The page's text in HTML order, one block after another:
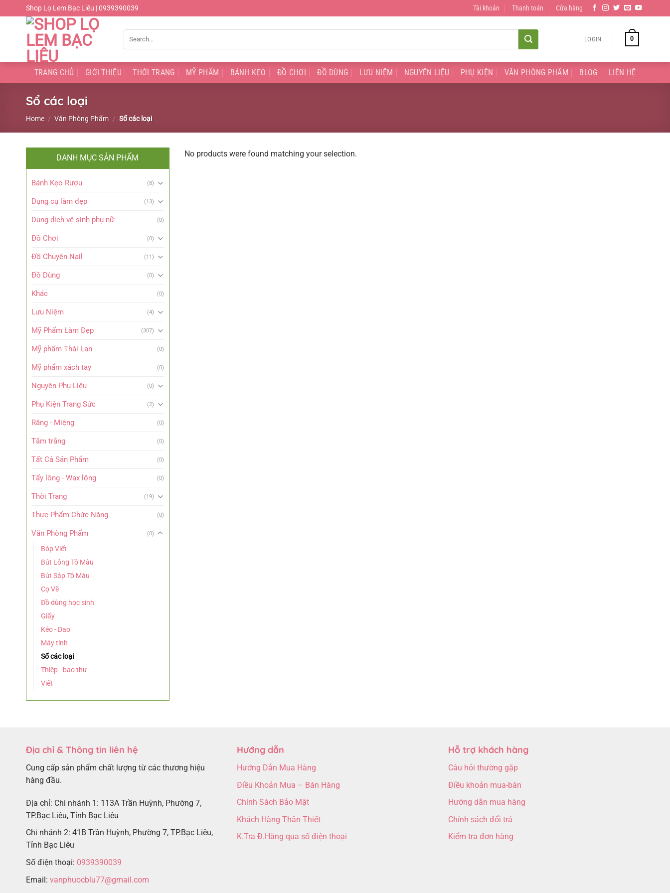
đến
Shop Lọ Lem Bạc Liêu | 0939390039 Tài khoản Thanh toán Cửa hàng
for:
LOGIN 0
TRANG CHỦ GIỚI THIỆU THỜI TRANG MỸ PHẨM BÁNH KẸO ĐỒ CHƠI ĐỒ DÙNG LƯU NIỆM NGUYÊN LIỆU PHỤ KIỆN VĂN PHÒNG PHẨM BLOG LIÊN HỆ
Sổ các loại
Home / Văn Phòng Phẩm / Sổ các loại
DANH MỤC SẢN PHẨM
Bánh Kẹo Rượu (8)
Dụng cụ làm đẹp (13)
Dung dịch vệ sinh phụ nữ (0)
Đồ Chơi (0)
Đồ Chuyên Nail (11)
Đồ Dùng (0)
Khác (0)
Lưu Niệm (4)
Mỹ Phẩm Làm Đẹp (307)
Mỹ phẩm Thái Lan (0)
Mỹ phẩm xách tay (0)
Nguyên Phụ Liệu (0)
Phụ Kiện Trang Sức (2)
Răng - Miệng (0)
Tắm trắng (0)
Tất Cả Sản Phẩm (0)
Tẩy lông - Wax lông (0)
Thời Trang (19)
Thực Phẩm Chức Năng (0)
Văn Phòng Phẩm (0)
Bóp Viết
Bút Lông Tô Màu
Bút Sáp Tô Màu
Cọ Vẽ
Đồ dùng học sinh
Giấy
Kéo - Dao
Máy tính
Sổ các loại
Thiệp - bao thư
Viết
No products were found matching your selection.
Địa chỉ & Thông tin liên hệ
Cung cấp sản phẩm chất lượng từ các thương hiệu
hàng đầu.
Địa chỉ: Chi nhánh 1: 113A Trần Huỳnh, Phường 7,
TP.Bạc Liêu, Tỉnh Bạc Liêu
Chi nhánh 2: 41B Trần Huỳnh, Phường 7, TP.Bạc Liêu,
Tỉnh Bạc Liêu
Số điện thoại: 0939390039
Email: vanphuocblu77@gmail.com
Hướng dẫn
Hướng Dẫn Mua Hàng
Điều Khoản Mua – Bán Hàng
Chính Sách Bảo Mật
Khách Hàng Thân Thiết
K.Tra Đ.Hàng qua số điện thoại
Hỗ trợ khách hàng
Câu hỏi thường gặp
Điều khoản mua-bán
Hướng dẫn mua hàng
Chính sách đổi trả
Kiểm tra đơn hàng